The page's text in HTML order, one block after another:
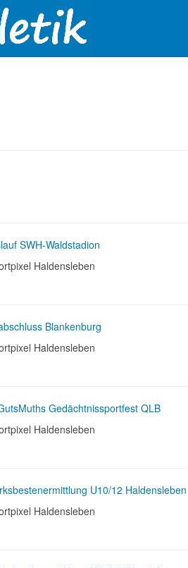
SWH-Waldstadion
Haldensleben
Blankenburg
Haldensleben
Gedächtnissportfest QLB
Haldensleben
U10/12 Haldensleben
Haldensleben